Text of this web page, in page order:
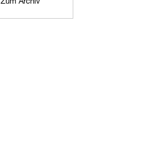
Zum Archiv